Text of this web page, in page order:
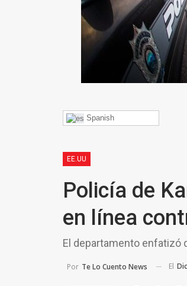
Spanish
EE.UU
Policía de
en línea
El departamento enfatizó
Por Te Lo Cuento News El